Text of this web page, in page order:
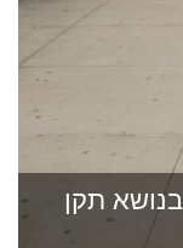
תקן